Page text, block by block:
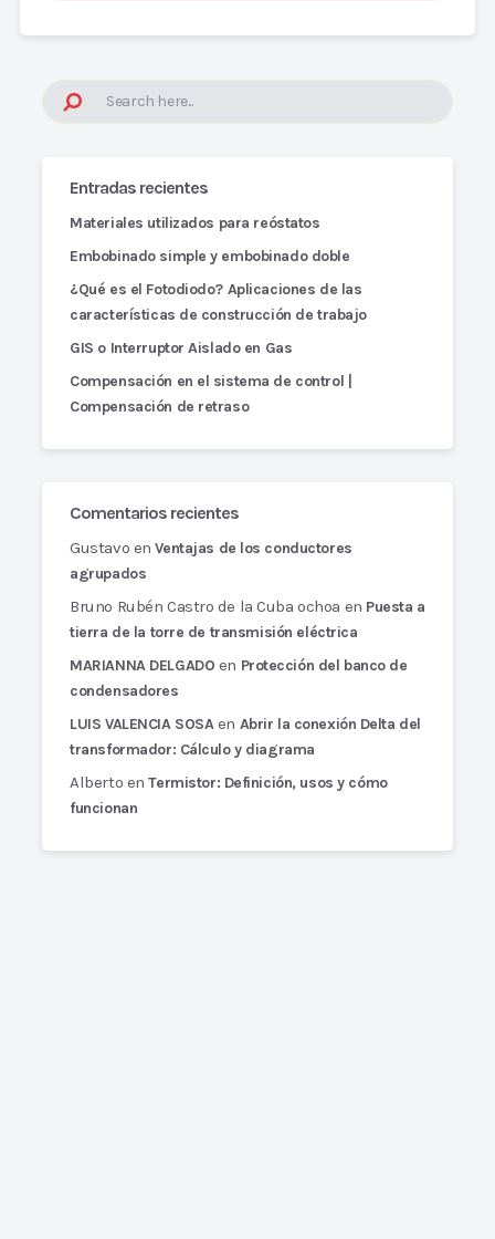
Entradas recientes
Materiales utilizados para reóstatos
Embobinado simple y embobinado doble
¿Qué es el Fotodiodo? Aplicaciones de las
características de construcción de trabajo
GIS o Interruptor Aislado en Gas
Compensación en el sistema de control |
Compensación de retraso
Comentarios recientes
Gustavo enVentajas de los conductores
agrupados
Bruno Rubén Castro de la Cuba ochoa en Puesta a
tierra de la torre de transmisión eléctrica
MARIANNA DELGADO en Protección del banco de
condensadores
LUIS VALENCIA SOSAen Abrir la conexión Delta del
transformador: Cálculo y diagrama
Alberto enTermistor: Definición, usos y cómo
funcionan